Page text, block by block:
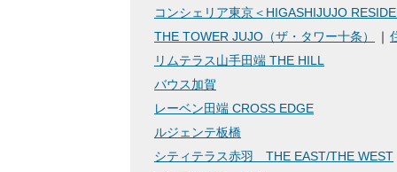
コンシェリア東京＜HIGASHIJUJO
THE TOWER JUJO（ザ・タワー十条）
リムテラス山手田端 THE HILL
バウス加賀
レーベン田端 CROSS EDGE
ルジェンテ板橋
シティテラス赤羽 THE EAST/THE WEST